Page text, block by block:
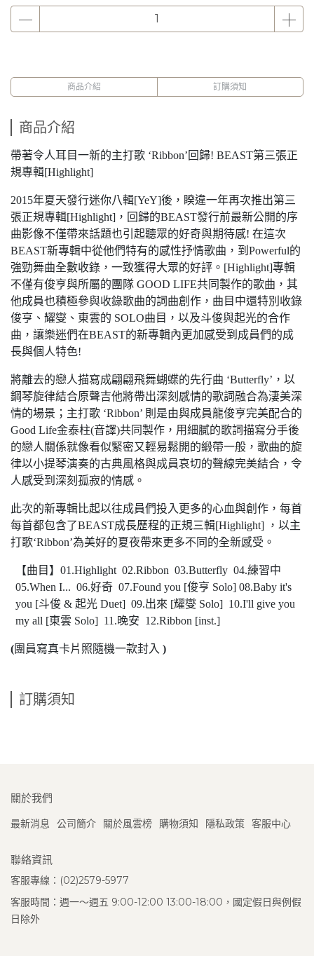
商品介紹 訂購須知
商品介紹
帶著令人耳目一新的主打歌 ‘Ribbon’回歸! BEAST第三張正
規專輯[Highlight]
2015年夏天發行迷你八輯[YeY]後，睽違一年再次推出第三
張正規專輯[Highlight]，回歸的BEAST發行前最新公開的序
曲影像不僅帶來話題也引起聽眾的好奇與期待感! 在這次
BEAST新專輯中從他們特有的感性抒情歌曲，到Powerful的
強勁舞曲全數收錄，一致獲得大眾的好評。[Highlight]專輯
不僅有俊亨與所屬的團隊 GOOD LIFE共同製作的歌曲，其
他成員也積極參與收錄歌曲的詞曲創作，曲目中還特別收錄
俊亨、耀燮、東雲的 SOLO曲目，以及斗俊與起光的合作
曲，讓樂迷們在BEAST的新專輯內更加感受到成員們的成
長與個人特色!
將離去的戀人描寫成翩翩飛舞蝴蝶的先行曲 ‘Butterfly’，以
鋼琴旋律結合原聲吉他將帶出深刻感情的歌詞融合為淒美深
情的場景；主打歌 ‘Ribbon’ 則是由與成員龍俊亨完美配合的
Good Life金泰柱(音譯)共同製作，用細膩的歌詞描寫分手後
的戀人關係就像看似緊密又輕易鬆開的緞帶一般，歌曲的旋
律以小提琴演奏的古典風格與成員哀切的聲線完美結合，令
人感受到深刻孤寂的情感。
此次的新專輯比起以往成員們投入更多的心血與創作，每首
每首都包含了BEAST成長歷程的正規三輯[Highlight] ，以主
打歌‘Ribbon’為美好的夏夜帶來更多不同的全新感受。
【曲目】01.Highlight 02.Ribbon 03.Butterfly 04.練習中
05.When I... 06.好奇 07.Found you [俊亨 Solo] 08.Baby it's
you [斗俊 & 起光 Duet] 09.出來 [耀燮 Solo] 10.I'll give you
my all [東雲 Solo] 11.晚安 12.Ribbon [inst.]
(團員寫真卡片照隨機一款封入 )
訂購須知
關於我們
最新消息 公司簡介 關於風雲榜 購物須知 隱私政策 客服中心
聯絡資訊
客服專線：(02)2579-5977
客服時間：週一～週五 9:00-12:00 13:00-18:00，國定假日與例假
日除外